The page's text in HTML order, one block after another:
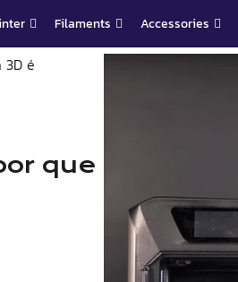
Filaments Accessories
é
que